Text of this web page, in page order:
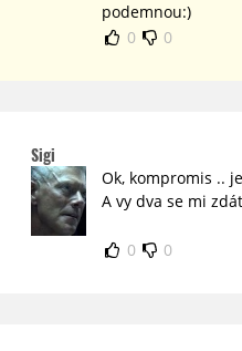
podemnou:)
0
0
Sigi
Ok, kompromis ..
A vy dva se mi
0 0